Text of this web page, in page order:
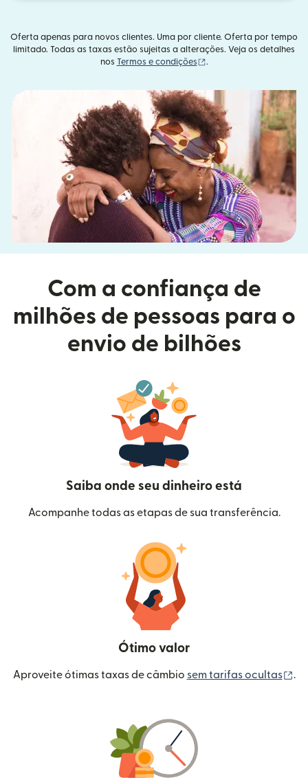
Oferta apenas para novos clientes. Uma por cliente. Oferta por tempo
limitado. Todas as taxas estão sujeitas a alterações. Veja os detalhes
nos Termos e condições (abre em uma nova
.
Com a confiança de
milhões de pessoas para o
envio de bilhões
Saiba onde seu dinheiro está
Acompanhe todas as etapas de sua transferência.
Ótimo valor
Aproveite ótimas taxas de câmbio sem tarifas ocultas .